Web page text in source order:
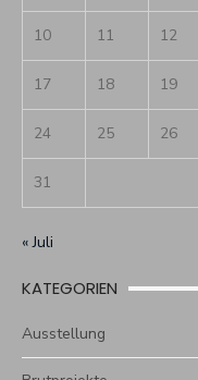
10 11 12
17 18 19
24 25 26
31
« Juli
KATEGORIEN
Ausstellung